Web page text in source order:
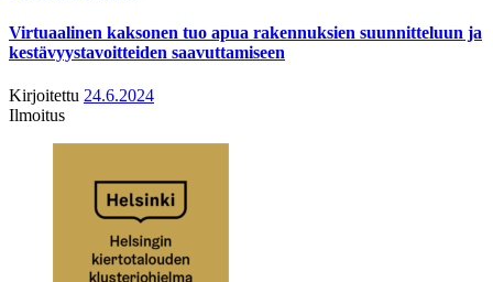
Virtuaalinen kaksonen tuo apua rakennuksien suunnitteluun ja
kestävyystavoitteiden saavuttamiseen
Kirjoitettu 24.6.2024
Ilmoitus